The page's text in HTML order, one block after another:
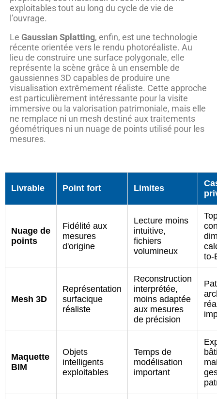
exploitables tout au long du cycle de vie de
l’ouvrage.
Le Gaussian Splatting, enfin, est une technologie
récente orientée vers le rendu photoréaliste. Au
lieu de construire une surface polygonale, elle
représente la scène grâce à un ensemble de
gaussiennes 3D capables de produire une
visualisation extrêmement réaliste. Cette approche
est particulièrement intéressante pour la visite
immersive ou la valorisation patrimoniale, mais elle
ne remplace ni un mesh destiné aux traitements
géométriques ni un nuage de points utilisé pour les
mesures.
Livrable Point fort Limites
Nuage de
points
Fidélité aux
mesures
d'origine
Lecture moins
intuitive,
fichiers
volumineux
to-
Mesh 3D
Représentation
surfacique
réaliste
Reconstruction
interprétée,
moins adaptée
aux mesures
de précision
Maquette
BIM
Objets
intelligents
exploitables
Temps de
modélisation
important